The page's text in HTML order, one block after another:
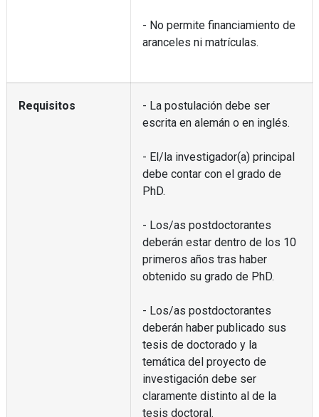
- No permite financiamiento de
aranceles ni matrículas.
Requisitos
- La postulación debe ser
escrita en alemán o en inglés.
- El/la investigador(a) principal
debe contar con el grado de
PhD.
- Los/as postdoctorantes
deberán estar dentro de los 10
primeros años tras haber
obtenido su grado de PhD.
- Los/as postdoctorantes
deberán haber publicado sus
tesis de doctorado y la
temática del proyecto de
investigación debe ser
claramente distinto al de la
tesis doctoral.